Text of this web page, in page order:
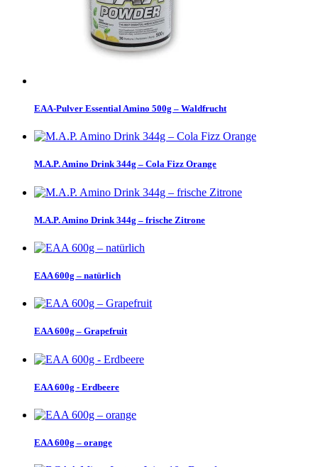
EAA-Pulver Essential Amino 500g – Waldfrucht
M.A.P. Amino Drink 344g – Cola Fizz Orange
M.A.P. Amino Drink 344g – frische Zitrone
EAA 600g – natürlich
EAA 600g – Grapefruit
EAA 600g - Erdbeere
EAA 600g – orange